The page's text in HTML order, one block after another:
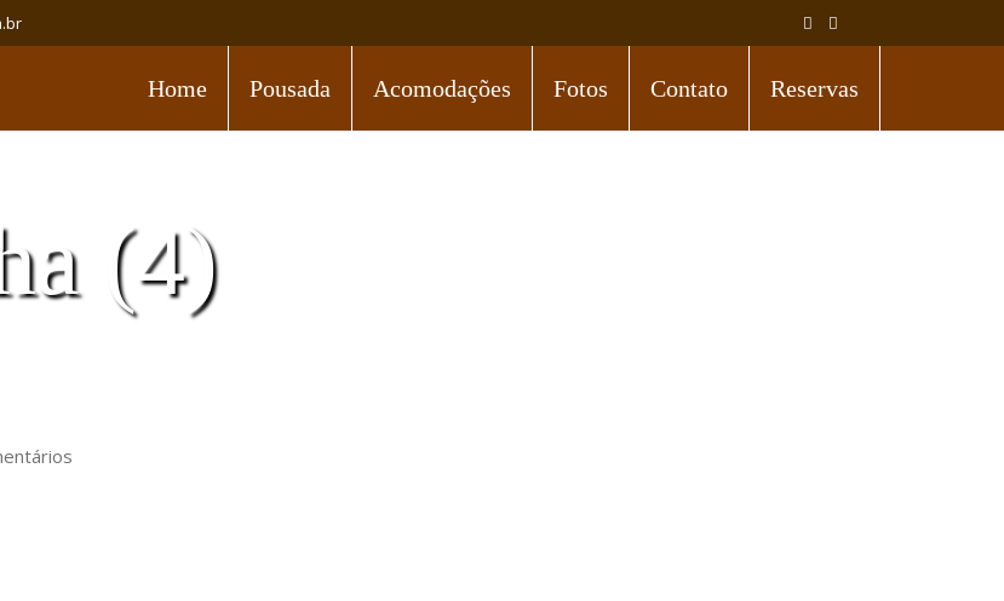
Home Pousada Acomodações Fotos Contato Reservas
(4)